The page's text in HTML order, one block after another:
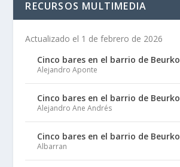
RECURSOS MULTIMEDIA
Actualizado el 1 de febrero de 2026
Cinco bares en el barrio de Beurko
Alejandro Aponte
Cinco bares en el barrio de Beurko
Alejandro Ane Andrés
Cinco bares en el barrio de Beurko
Albarran